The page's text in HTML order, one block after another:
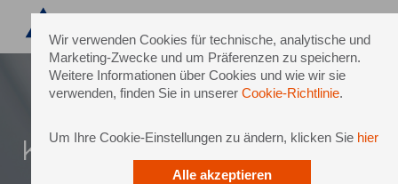
Wir verwenden Cookies für technische, analytische und
Marketing-Zwecke und um Präferenzen zu speichern.
Weitere Informationen über Cookies und wie wir sie
verwenden, finden Sie in unserer Cookie-Richtlinie.
Um Ihre Cookie-Einstellungen zu ändern, klicken Sie hier
Alle akzeptieren
Kontakt